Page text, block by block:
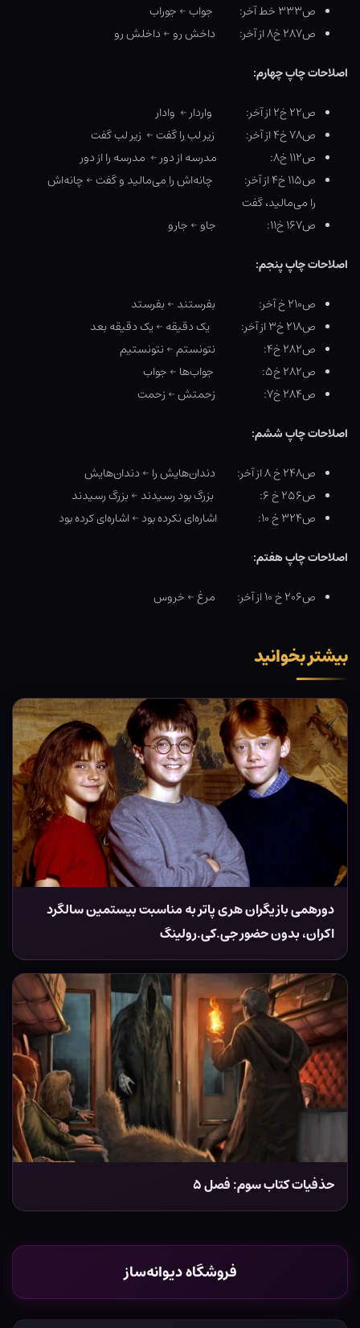
ص۳۳۳ خط آخر: جواب ← جوراب
ص۲۸۷ خ۸ از آخر: داخش رو ← داخلش رو
اصلاحات چاپ چهارم:
ص۲۲ خ۲ از آخر: واردار ← وادار
ص۷۸ خ۴ از آخر: زیر لب را گفت ← زیر لب گفت
ص۱۱۲ خ۸: مدرسه از دور ← مدرسه را از دور
ص۱۱۵ خ۴ از آخر: چانه‌اش را می‌مالید و گفت ← چانه‌اش
را می‌مالید، گفت
ص۱۶۷ خ۱۱: جاو ← جارو
اصلاحات چاپ پنجم:
ص۲۱۰ خ آخر: بفرستند ← بفرستد
ص۲۱۸ خ۳ از آخر: یک دقیقه ← یک دقیقه بعد
ص۲۸۲ خ۴: نتونستم ← نتونستیم
ص۲۸۲ خ۵: جواب‌ها ← جواب
ص۲۸۴ خ۷: زحمتش ← زحمت
اصلاحات چاپ ششم:
ص۲۴۸ خ ۸ از آخر: دندان‌هایش را ← دندان‌هایش
ص۲۵۶ خ ۶: بزرگ بود رسیدند ← بزرگ رسیدند
ص۳۲۴ خ ۱۰: اشاره‌ای نکرده بود ← اشاره‌ای کرده بود
اصلاحات چاپ هفتم:
ص۲۰۶ خ ۱۰ از آخر: مرغ ← خروس
بیشتر بخوانید
دورهمی بازیگران هری پاتر به مناسبت بیستمین سالگرد
اکران، بدون حضور جی.کی.رولینگ
حذفیات کتاب سوم: فصل ۵
فروشگاه دیوانه‌ساز